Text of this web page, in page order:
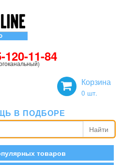
120-11-84
Корзина
0 шт.
В ПОДБОРЕ
Найти
товаров